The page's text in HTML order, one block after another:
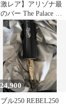
激レア】アリゾナ最
バー The Palace ス
ル ウエスタン Tシャ
24,900
ル250 REBEL250